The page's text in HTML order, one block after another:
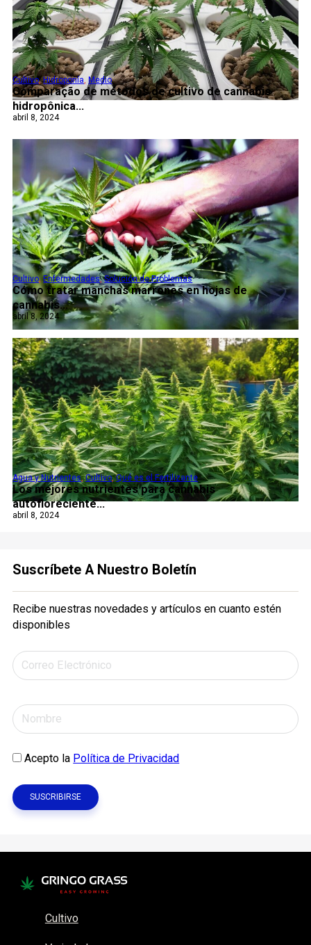
Comparação de métodos de cultivo de cannabis
hidropônica...
Cultivo,Hidroponía, Medio
abril 8, 2024
Cómo tratar manchas marrones en hojas de
cannabis...
Cultivo,Enfermedades,Solución de Problemas
abril 8, 2024
Los mejores nutrientes para cannabis
autofloreciente...
Agua y Nutrientes,Cultivo,Qué es el Fertilizante
abril 8, 2024
Suscríbete A Nuestro Boletín
Recibe nuestras novedades y artículos en cuanto estén
disponibles
Acepto la Política de Privacidad
Cultivo